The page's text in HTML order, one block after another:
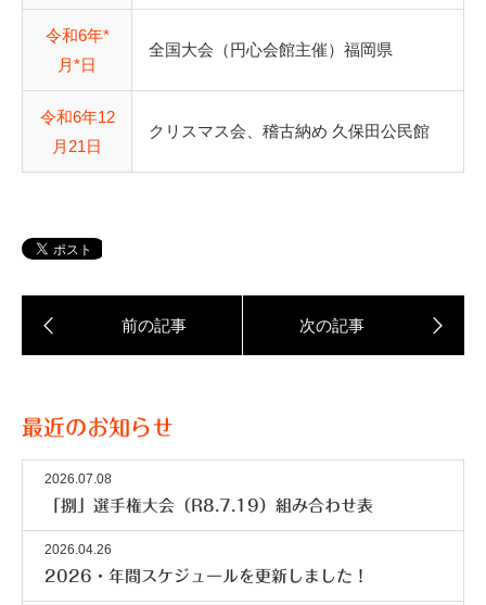
令和6年*
月*日
全国大会（円心会館主催）福岡県
令和6年12
月21日
クリスマス会、稽古納め 久保田公民館
最近のお知らせ
2026.07.08
「捌」選手権大会（R8.7.19）組み合わせ表
2026.04.26
2026・年間スケジュールを更新しました！